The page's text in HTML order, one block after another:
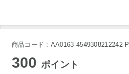
商品コード：AA0163-4549308212242-P
300ポイント